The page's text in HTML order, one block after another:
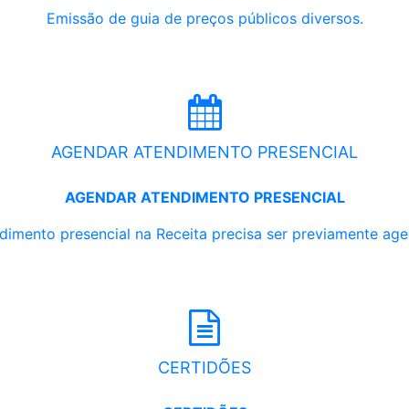
Emissão de guia de preços públicos diversos.
AGENDAR ATENDIMENTO PRESENCIAL
AGENDAR ATENDIMENTO PRESENCIAL
presencial na Receita precisa ser previamente
CERTIDÕES